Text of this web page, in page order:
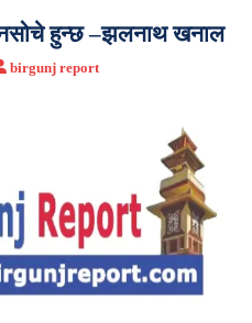
हुन्छ –झलनाथ खनाल
birgunj report